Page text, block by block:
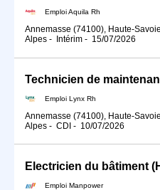
Emploi Aquila Rh
Annemasse (74100), Haute-
Alpes - Intérim - 15/07/2026
Technicien de
Emploi Lynx Rh
Annemasse (74100), Haute-
Alpes - CDI - 10/07/2026
Electricien du bâtiment
Emploi Manpower